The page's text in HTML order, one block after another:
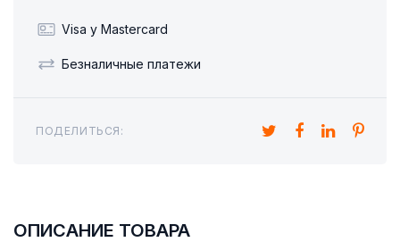
Visa y Mastercard
Безналичные платежи
ПОДЕЛИТЬСЯ:
ОПИСАНИЕ ТОВАРА